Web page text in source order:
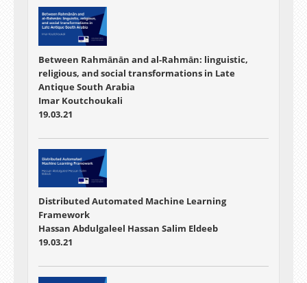
Between Rahmānān and al-Rahmān: linguistic,
religious, and social transformations in Late
Antique South Arabia
Imar Koutchoukali
19.03.21
Distributed Automated Machine Learning
Framework
Hassan Abdulgaleel Hassan Salim Eldeeb
19.03.21